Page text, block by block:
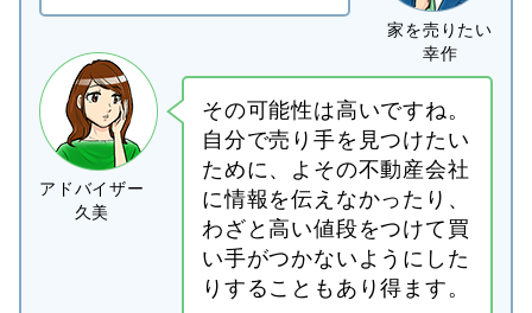
その可能性は高いですね。
自分で売り手を見つけたい
ために、よその不動産会社
に情報を伝えなかったり、
わざと高い値段をつけて買
い手がつかないようにした
りすることもあり得ます。